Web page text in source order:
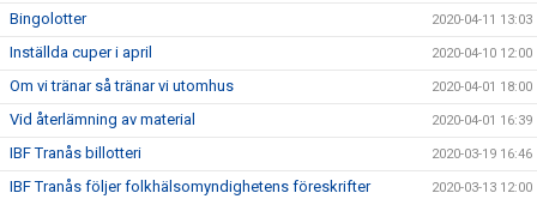
Bingolotter 2020-04-11 13:03
Inställda cuper i april 2020-04-10 12:00
Om vi tränar så tränar vi utomhus 2020-04-01 18:00
Vid återlämning av material 2020-04-01 16:39
IBF Tranås billotteri 2020-03-19 16:46
IBF Tranås följer folkhälsomyndighetens föreskrifter 2020-03-13 12:00